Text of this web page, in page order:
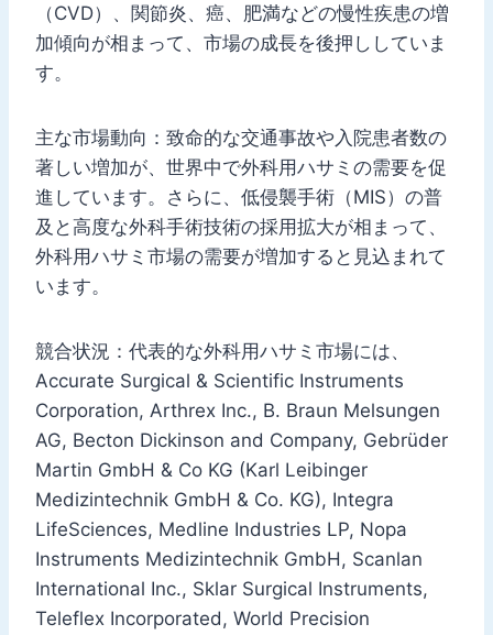
（CVD）、関節炎、癌、肥満などの慢性疾患の増
加傾向が相まって、市場の成長を後押ししていま
す。
主な市場動向：致命的な交通事故や入院患者数の
著しい増加が、世界中で外科用ハサミの需要を促
進しています。さらに、低侵襲手術（MIS）の普
及と高度な外科手術技術の採用拡大が相まって、
外科用ハサミ市場の需要が増加すると見込まれて
います。
競合状況：代表的な外科用ハサミ市場には、
Accurate Surgical & Scientific Instruments
Corporation, Arthrex Inc., B. Braun Melsungen
AG, Becton Dickinson and Company, Gebrüder
Martin GmbH & Co KG (Karl Leibinger
Medizintechnik GmbH & Co. KG), Integra
LifeSciences, Medline Industries LP, Nopa
Instruments Medizintechnik GmbH, Scanlan
International Inc., Sklar Surgical Instruments,
Teleflex Incorporated, World Precision